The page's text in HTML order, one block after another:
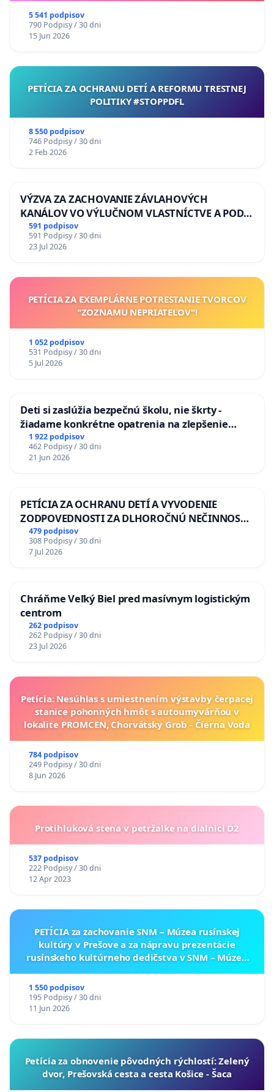
5 541 podpisov
790 Podpisy / 30 dni
15 Jun 2026
PETÍCIA ZA OCHRANU DETÍ A REFORMU TRESTNEJ
POLITIKY #STOPPDFL
8 550 podpisov
746 Podpisy / 30 dni
2 Feb 2026
VÝZVA ZA ZACHOVANIE ZÁVLAHOVÝCH
KANÁLOV VO VÝLUČNOM VLASTNÍCTVE A POD
KONTROLOU SLOVENSKEJ REPUBLIKY & žiadosť
na riešenie zanedbaného stavu závlahových a
odvodňovacích kanálov na Slovensku
591 podpisov
591 Podpisy / 30 dni
23 Jul 2026
PETÍCIA ZA EXEMPLÁRNE POTRESTANIE TVORCOV
"ZOZNAMU NEPRIATEĽOV"!
1 052 podpisov
531 Podpisy / 30 dni
5 Jul 2026
Deti si zaslúžia bezpečnú školu, nie škrty -
žiadame konkrétne opatrenia na zlepšenie
situácie v školstve
1 922 podpisov
462 Podpisy / 30 dni
21 Jun 2026
PETÍCIA ZA OCHRANU DETÍ A VYVODENIE
ZODPOVEDNOSTI ZA DLHOROČNÚ NEČINNOSŤ
A ZLYHANIE ŠTÁTU
479 podpisov
308 Podpisy / 30 dni
7 Jul 2026
Chráňme Veľký Biel pred masívnym logistickým
centrom
262 podpisov
262 Podpisy / 30 dni
23 Jul 2026
Petícia: Nesúhlas s umiestnením výstavby čerpacej
stanice pohonných hmôt s autoumyvárňou v
lokalite PROMCEN, Chorvátsky Grob - Čierna Voda
784 podpisov
249 Podpisy / 30 dni
8 Jun 2026
Protihluková stena v petržalke na dialnici D2
537 podpisov
222 Podpisy / 30 dni
12 Apr 2023
PETÍCIA za zachovanie SNM – Múzea rusínskej
kultúry v Prešove a za nápravu prezentácie
rusínskeho kultúrneho dedičstva v SNM – Múzeu
1 550 podpisov
195 Podpisy / 30 dni
11 Jun 2026
​Petícia za obnovenie pôvodných rýchlostí: Zelený
dvor, Prešovská cesta a cesta Košice - Šaca